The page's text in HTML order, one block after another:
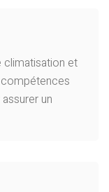
climatisation et
un